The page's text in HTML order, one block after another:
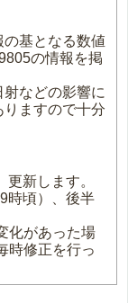
基となる数値
の情報を掲
などの影響に
ますので十分
新します。
時頃）、後半
化があった場
時修正を行っ